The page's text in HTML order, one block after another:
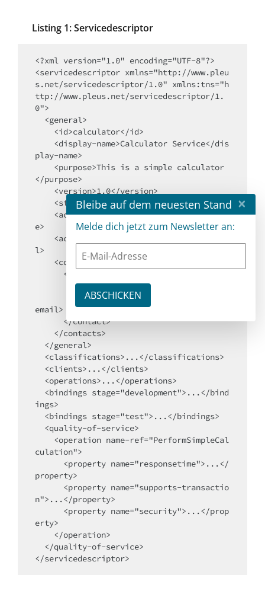
Listing 1: Servicedescriptor
<?xml version="1.0" encoding="UTF-8"?>
<servicedescriptor xmlns="http://www.pleu
s.net/servicedescriptor/1.0" xmlns:tns="h
ttp://www.pleus.net/servicedescriptor/1.
0">
play-name>
</purpose>
e>
l>
email>
ings>
culation">
property>
n">...</property>
erty>
</servicedescriptor>
Bleibe auf dem neuesten Stand ×
Melde dich jetzt zum Newsletter an: